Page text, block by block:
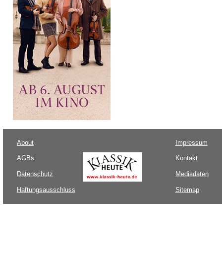
About
AGBs
Datenschutz
Haftungsausschluss
Impressum
Kontakt
Mediadaten
Sitemap